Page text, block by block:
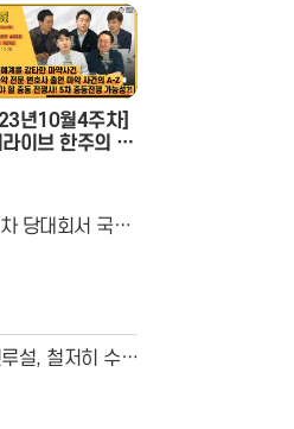
민 나라살림연구
석연구위원) - 정
의 시사페이스타
년10월4주차]
이브 한주의 이
당대회서 국방
설, 철저히 수사